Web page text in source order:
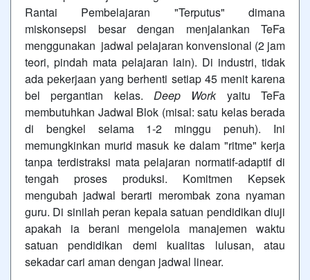
Rantai Pembelajaran "Terputus" dimana
miskonsepsi besar dengan menjalankan TeFa
menggunakan jadwal pelajaran konvensional (2 jam
teori, pindah mata pelajaran lain). Di industri, tidak
ada pekerjaan yang berhenti setiap 45 menit karena
bel pergantian kelas. Deep Workyaitu TeFa
membutuhkan Jadwal Blok (misal: satu kelas berada
di bengkel selama 1-2 minggu penuh). Ini
memungkinkan murid masuk ke dalam "ritme" kerja
tanpa terdistraksi mata pelajaran normatif-adaptif di
tengah proses produksi. Komitmen Kepsek
mengubah jadwal berarti merombak zona nyaman
guru. Di sinilah peran kepala satuan pendidikan diuji
apakah ia berani mengelola manajemen waktu
satuan pendidikan demi kualitas lulusan, atau
sekadar cari aman dengan jadwal linear.